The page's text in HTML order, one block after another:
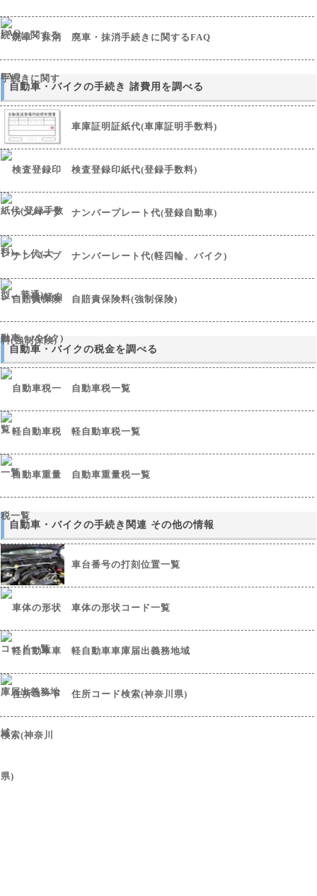
廃車・抹消手続きに関するFAQ
自動車・バイクの手続き 諸費用を調べる
車庫証明証紙代(車庫証明手数料)
検査登録印紙代(登録手数料)
ナンバープレート代(登録自動車)
ナンバーレート代(軽四輪、バイク)
自賠責保険料(強制保険)
自動車・バイクの税金を調べる
自動車税一覧
軽自動車税一覧
自動車重量税一覧
自動車・バイクの手続き関連 その他の情報
車台番号の打刻位置一覧
車体の形状コード一覧
軽自動車車庫届出義務地域
住所コード検索(神奈川県)